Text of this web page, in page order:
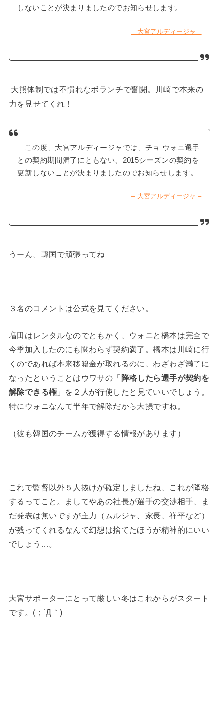
しないことが決まりましたのでお知らせします。
– 大宮アルディージャ –
大熊体制では不慣れなボランチで奮闘。川崎で本来の
力を見せてくれ！
この度、大宮アルディージャでは、チョ ウォニ選手
との契約期間満了にともない、2015シーズンの契約を
更新しないことが決まりましたのでお知らせします。
– 大宮アルディージャ –
うーん、韓国で頑張ってね！
３名のコメントは公式を見てください。
増田はレンタルなのでともかく、ウォニと橋本は完全で
今季加入したのにも関わらず契約満了。橋本は川崎に行
くのであれば本来移籍金が取れるのに、わざわざ満了に
なったということはウワサの「 降格したら選手が契約を
解除できる権」を２人が行使したと見ていいでしょう。
特にウォニなんて半年で解除だから大損ですね。
（彼も韓国のチームが獲得する情報があります）
これで監督以外５人抜けが確定しましたね、これが降格
するってこと。ましてやあの社長が選手の交渉相手、ま
だ発表は無いですが主力（ムルジャ、家長、祥平など）
が残ってくれるなんて幻想は捨てたほうが精神的にいい
でしょう…。
大宮サポーターにとって厳しい冬はこれからがスタート
です。(；´Д｀)